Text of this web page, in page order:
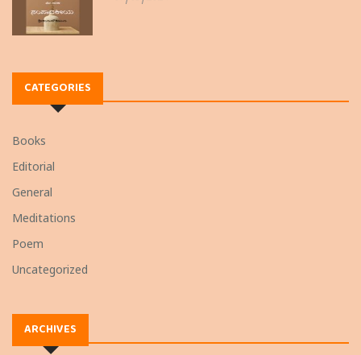
CATEGORIES
Books
Editorial
General
Meditations
Poem
Uncategorized
ARCHIVES